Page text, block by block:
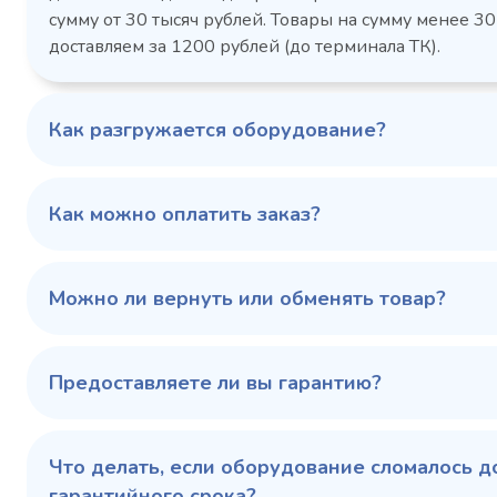
сутки, кВт/ч, не
размеры (Д х Ш х В),
режим, °C
100 343 ₽ ✓ В наличии
размеры
мм
Серия
102
сумму от 30 тысяч рублей. Товары на сумму менее
доставляем за 1200 рублей (до терминала ТК).
Как разгружается оборудование?
Как можно оплатить заказ?
Можно ли вернуть или обменять товар?
Предоставляете ли вы гарантию?
Что делать, если оборудование сломалось